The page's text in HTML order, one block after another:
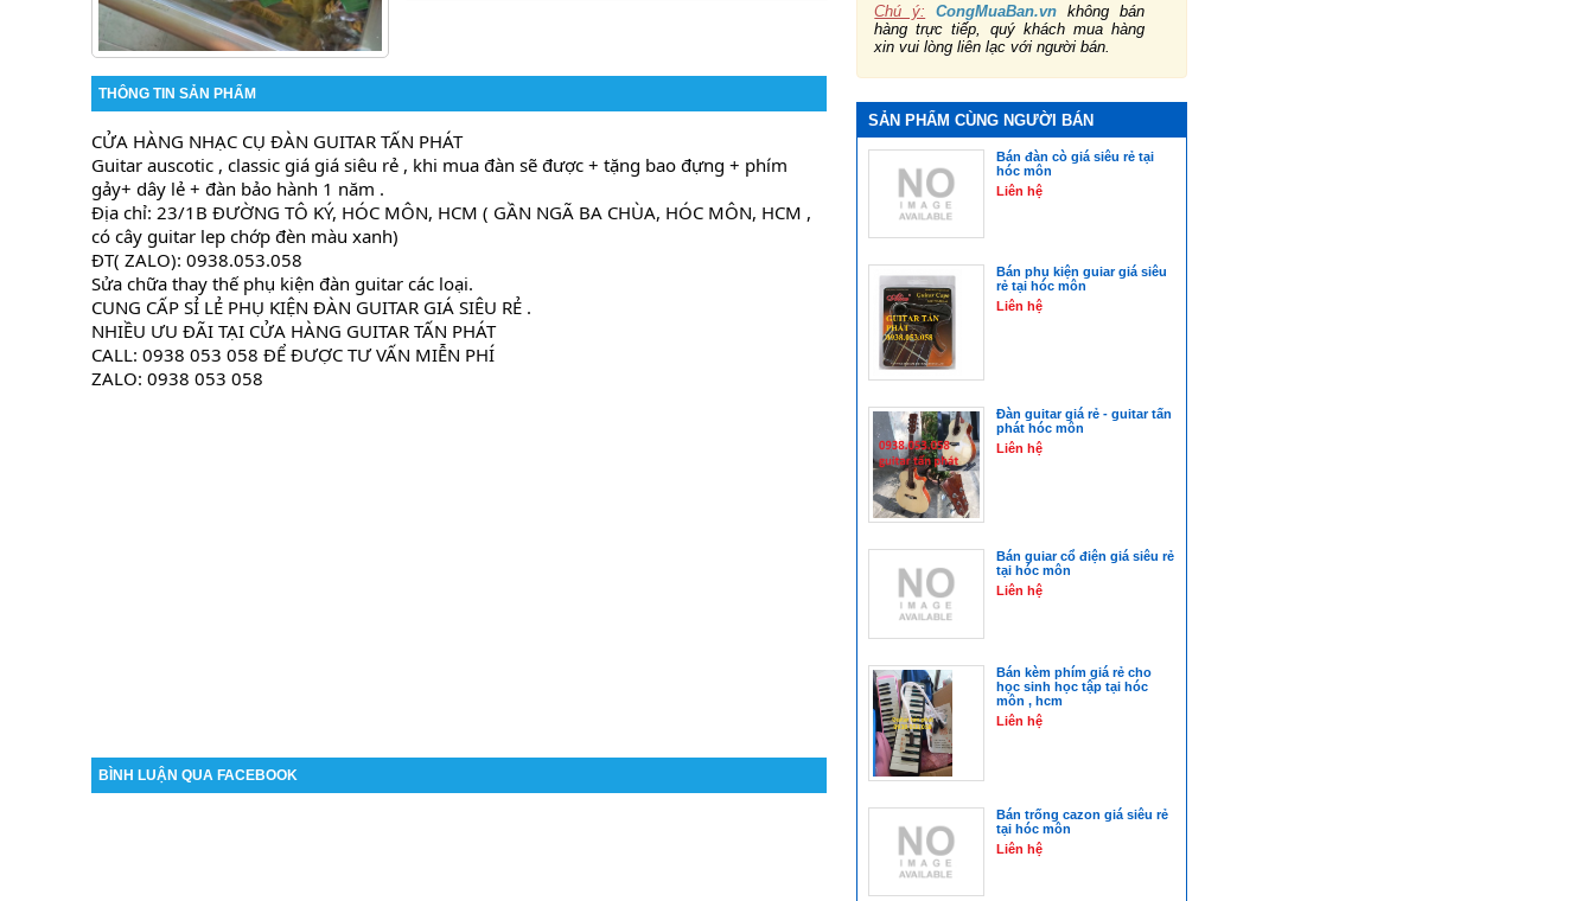
THÔNG TIN SẢN PHẨM
CỬA HÀNG NHẠC CỤ ĐÀN GUITAR TẤN PHÁT
Guitar auscotic , classic giá giá siêu rẻ , khi mua đàn sẽ được + tặng bao đựng + phím
gảy+ dây lẻ + đàn bảo hành 1 năm .
Địa chỉ: 23/1B ĐƯỜNG TÔ KÝ, HÓC MÔN, HCM ( GẦN NGÃ BA CHÙA, HÓC MÔN, HCM ,
có cây guitar lep chớp đèn màu xanh)
ĐT( ZALO): 0938.053.058
Sửa chữa thay thế phụ kiện đàn guitar các loại.
CUNG CẤP SỈ LẺ PHỤ KIỆN ĐÀN GUITAR GIÁ SIÊU RẺ .
NHIỀU ƯU ĐÃI TẠI CỬA HÀNG GUITAR TẤN PHÁT
CALL: 0938 053 058 ĐỂ ĐƯỢC TƯ VẤN MIỄN PHÍ
ZALO: 0938 053 058
BÌNH LUẬN QUA FACEBOOK
Chú ý: CongMuaBan.vn không bán
hàng trực tiếp, quý khách mua hàng
xin vui lòng liên lạc với người bán.
SẢN PHẨM CÙNG NGƯỜI BÁN
Bán đàn cò giá siêu rẻ tại
hóc môn
Liên hệ
Bán phụ kiện guiar giá siêu
rẻ tại hóc môn
Liên hệ
Đàn guitar giá rẻ - guitar tấn
phát hóc môn
Liên hệ
Bán guiar cổ điện giá siêu rẻ
tại hóc môn
Liên hệ
Bán kèm phím giá rẻ cho
học sinh học tập tại hóc
môn , hcm
Liên hệ
Bán trống cazon giá siêu rẻ
tại hóc môn
Liên hệ